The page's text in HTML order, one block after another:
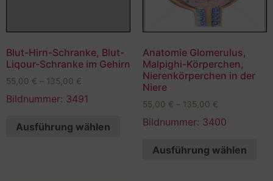
Blut-Hirn-Schranke, Blut-
Liqour-Schranke im Gehirn
55,00 € – 135,00 €
Bildnummer: 3491
Ausführung wählen
Anatomie Glomerulus,
Malpighi-Körperchen,
Nierenkörperchen in der
Niere
55,00 € – 135,00 €
Bildnummer: 3400
Ausführung wählen